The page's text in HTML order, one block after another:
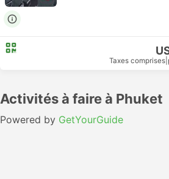
Taxes comprises
Activités à faire à Phuket
Powered by GetYourGuide